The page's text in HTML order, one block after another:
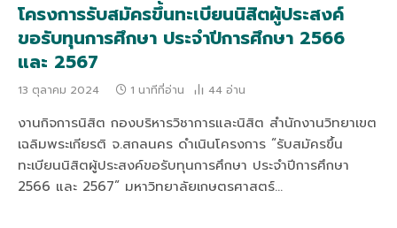
โครงการรับสมัครขึ้นทะเบียนนิสิตผู้ประสงค์
ขอรับทุนการศึกษา ประจำปีการศึกษา 2566
และ 2567
13 ตุลาคม 2024 1 นาทีที่อ่าน 44 อ่าน
งานกิจการนิสิต กองบริหารวิชาการและนิสิต สำนักงานวิทยาเขต
เฉลิมพระเกียรติ จ.สกลนคร ดำเนินโครงการ “รับสมัครขึ้น
ทะเบียนนิสิตผู้ประสงค์ขอรับทุนการศึกษา ประจำปีการศึกษา
2566 และ 2567” มหาวิทยาลัยเกษตรศาสตร์…